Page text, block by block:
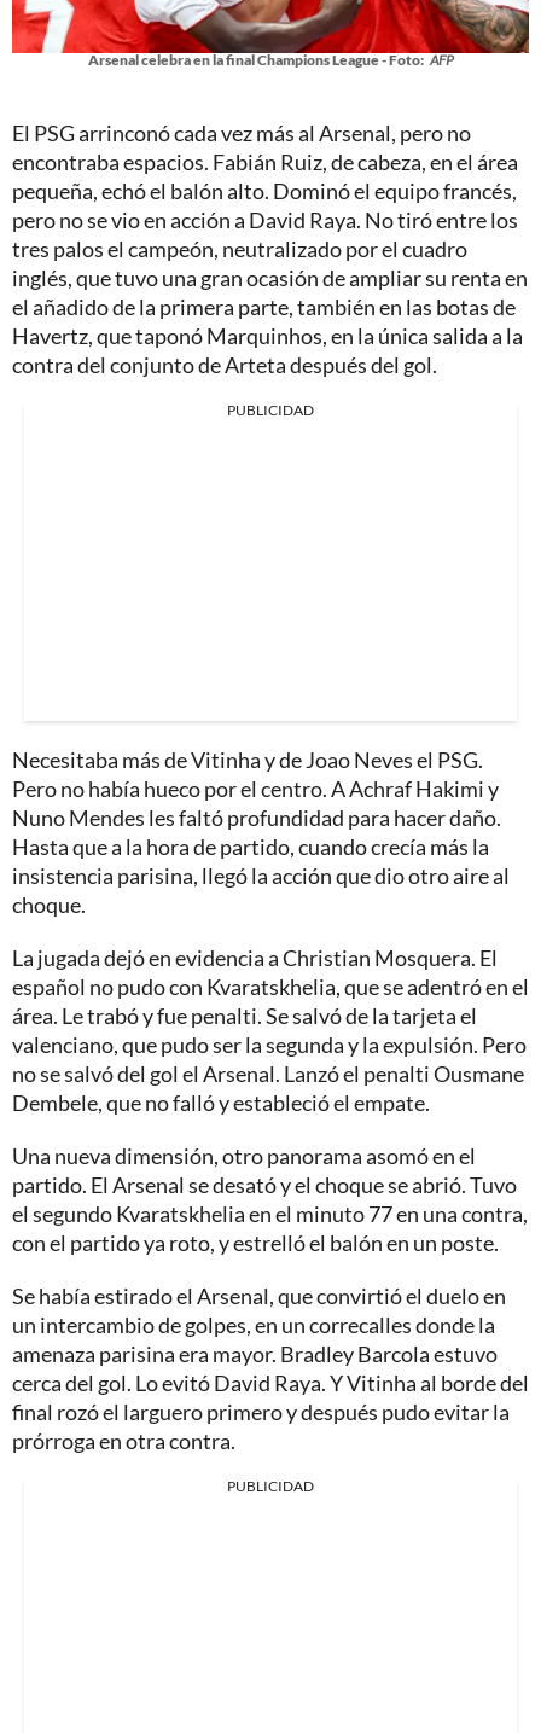
Arsenal celebra en la final Champions League - Foto: AFP
El PSG arrinconó cada vez más al Arsenal, pero no
encontraba espacios. Fabián Ruiz, de cabeza, en el área
pequeña, echó el balón alto. Dominó el equipo francés,
pero no se vio en acción a David Raya. No tiró entre los
tres palos el campeón, neutralizado por el cuadro
inglés, que tuvo una gran ocasión de ampliar su renta en
el añadido de la primera parte, también en las botas de
Havertz, que taponó Marquinhos, en la única salida a la
contra del conjunto de Arteta después del gol.
PUBLICIDAD
Necesitaba más de Vitinha y de Joao Neves el PSG.
Pero no había hueco por el centro. A Achraf Hakimi y
Nuno Mendes les faltó profundidad para hacer daño.
Hasta que a la hora de partido, cuando crecía más la
insistencia parisina, llegó la acción que dio otro aire al
choque.
La jugada dejó en evidencia a Christian Mosquera. El
español no pudo con Kvaratskhelia, que se adentró en el
área. Le trabó y fue penalti. Se salvó de la tarjeta el
valenciano, que pudo ser la segunda y la expulsión. Pero
no se salvó del gol el Arsenal. Lanzó el penalti Ousmane
Dembele, que no falló y estableció el empate.
Una nueva dimensión, otro panorama asomó en el
partido. El Arsenal se desató y el choque se abrió. Tuvo
el segundo Kvaratskhelia en el minuto 77 en una contra,
con el partido ya roto, y estrelló el balón en un poste.
Se había estirado el Arsenal, que convirtió el duelo en
un intercambio de golpes, en un correcalles donde la
amenaza parisina era mayor. Bradley Barcola estuvo
cerca del gol. Lo evitó David Raya. Y Vitinha al borde del
final rozó el larguero primero y después pudo evitar la
prórroga en otra contra.
PUBLICIDAD